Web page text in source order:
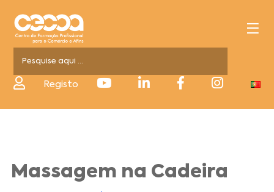
Registo
Massagem na Cadeira